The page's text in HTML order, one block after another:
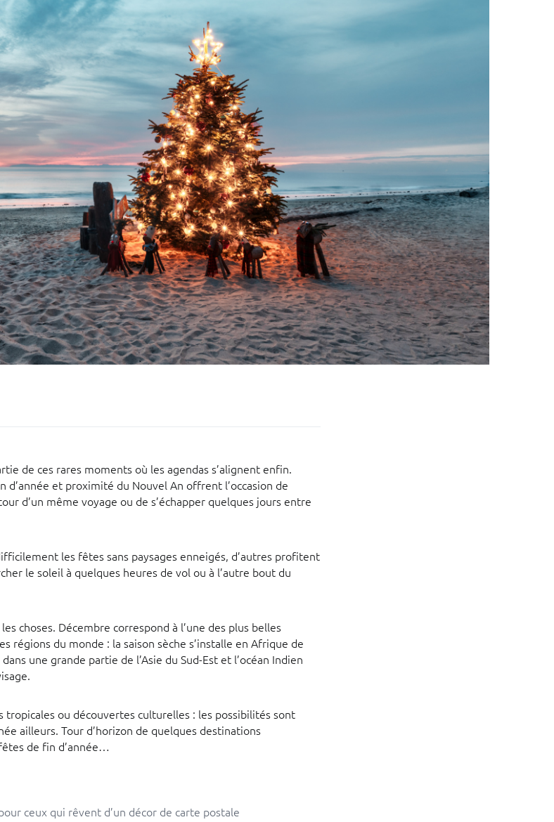
de ces rares moments où les agendas s’alignent enfin.
d’année et proximité du Nouvel An offrent l’occasion de
d’un même voyage ou de s’échapper quelques jours entre
les fêtes sans paysages enneigés, d’autres profitent
le soleil à quelques heures de vol ou à l’autre bout du
choses. Décembre correspond à l’une des plus belles
régions du monde : la saison sèche s’installe en Afrique de
une grande partie de l’Asie du Sud-Est et l’océan Indien
tropicales ou découvertes culturelles : les possibilités sont
ailleurs. Tour d’horizon de quelques destinations
de fin d’année…
ceux qui rêvent d’un décor de carte postale